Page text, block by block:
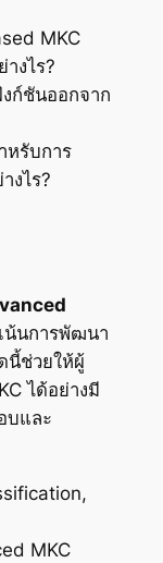
MKC
งไร?
ก์ชันออกจาก
หรับการ
งไร?
น้นการพัฒนา
นี้ช่วยให้ผู้
ได้อย่างมี
บและ
MKC